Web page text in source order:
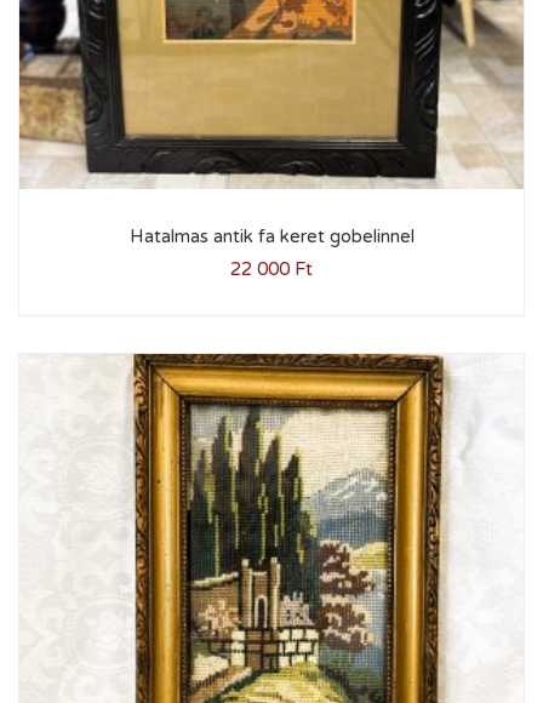
Hatalmas antik fa keret gobelinnel
22 000 Ft